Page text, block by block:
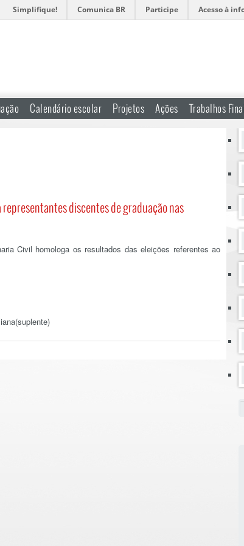
Simplifique! Comunica BR Participe Acesso à
Calendário escolar Projetos Ações Trabalhos
discentes de graduação nas
Civil homologa os resultados das eleições referentes ao